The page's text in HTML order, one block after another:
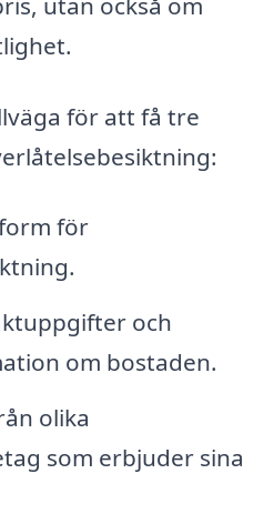
för att få tre
för
och
om bostaden.
olika
som erbjuder sina